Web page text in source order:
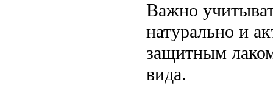
Важно
натурально и
защитным
вида.